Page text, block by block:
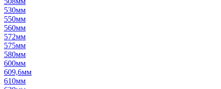
530мм
550мм
560мм
572мм
575мм
580мм
600мм
609,6мм
610мм